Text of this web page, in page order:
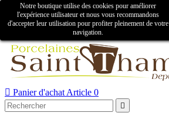
Créer un compteConnexion
 Panier d'achat Article 0

Notre boutique utilise des cookies pour améliorer
l'expérience utilisateur et nous vous recommandons
d'accepter leur utilisation pour profiter pleinement de votre
navigation.